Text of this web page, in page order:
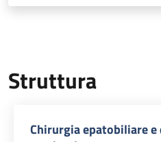
Struttura
Chirurgia epatobiliare e